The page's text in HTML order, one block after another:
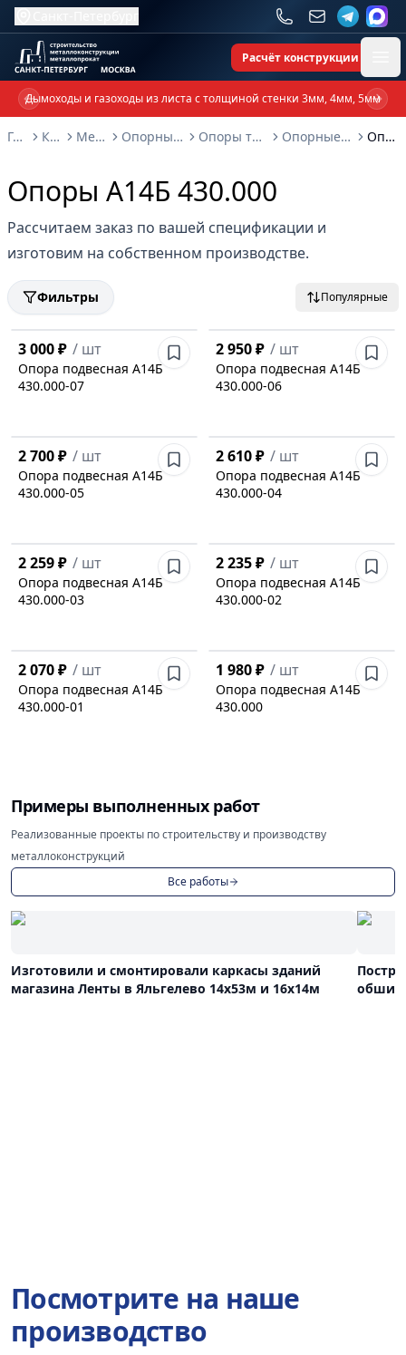
Расчёт конструкции
Дымоходы и газоходы из листа с толщиной стенки 3мм, 4мм, 5мм
Previous slide
Главная
Каталог Металлоконструкции Опорные металлоконструкции и изделия Опоры трубопроводов и металлоконструкции Опорные конструкции Серия 3.900-9: выпуск 4 Опоры А14Б 430.000
Опоры А14Б 430.000
Рассчитаем заказ по вашей спецификации и
изготовим на собственном производстве.
Фильтры Популярные
3 000 ₽ / шт
Опора подвесная А14Б
430.000-07
2 950 ₽ / шт
Опора подвесная А14Б
430.000-06
2 700 ₽ / шт
Опора подвесная А14Б
430.000-05
2 610 ₽ / шт
Опора подвесная А14Б
430.000-04
2 259 ₽ / шт
Опора подвесная А14Б
430.000-03
2 235 ₽ / шт
Опора подвесная А14Б
430.000-02
2 070 ₽ / шт
Опора подвесная А14Б
430.000-01
1 980 ₽ / шт
Опора подвесная А14Б
430.000
Примеры выполненных работ
Реализованные проекты по строительству и производству
металлоконструкций
Все работы
Изготовили и смонтировали каркасы зданий
магазина Ленты в Яльгелево 14х53м и 16х14м
Посмотрите на наше
производство